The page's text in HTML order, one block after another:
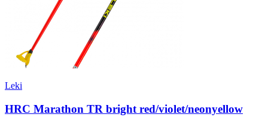
Leki
HRC Marathon TR bright red/violet/neonyellow